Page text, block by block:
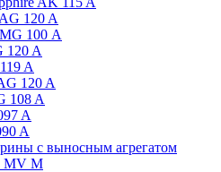
120 A
100 А
120 A
A
120 A
108 A
A
A
с выносным агрегатом
MV M